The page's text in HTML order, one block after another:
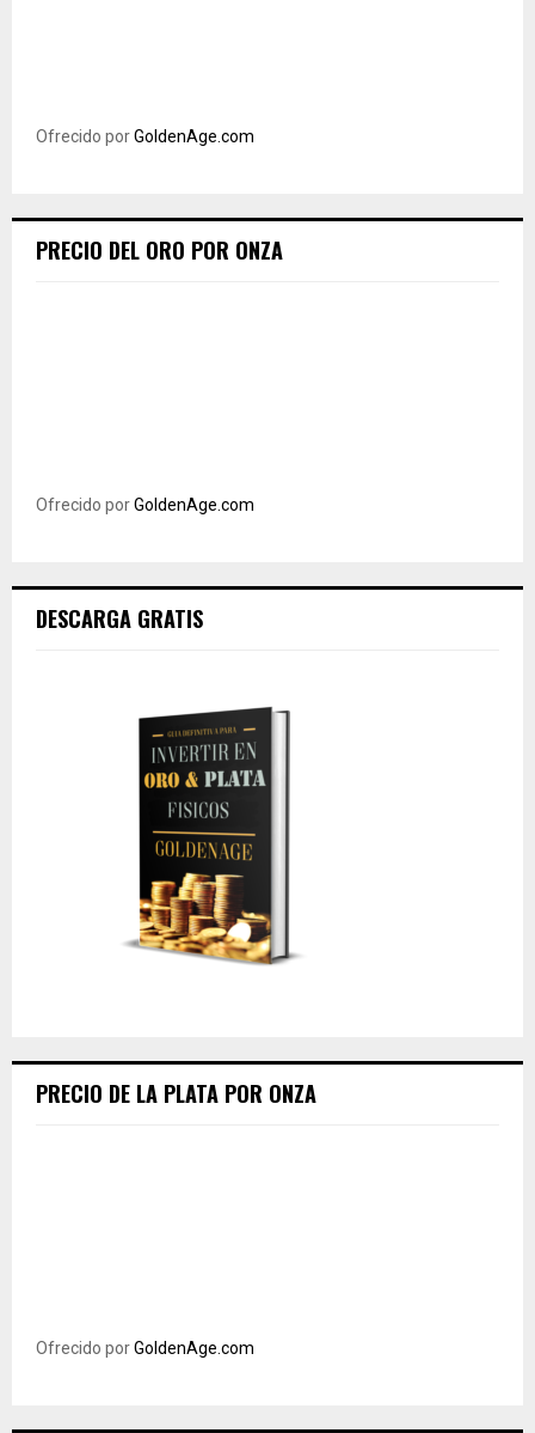
Ofrecido porGoldenAge.com
PRECIO DEL ORO POR ONZA
Ofrecido porGoldenAge.com
DESCARGA GRATIS
PRECIO DE LA PLATA POR ONZA
Ofrecido porGoldenAge.com